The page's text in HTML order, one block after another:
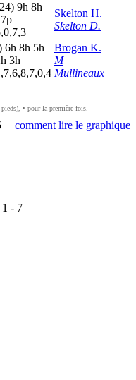
9h 8h
7p
Skelton H.
Skelton D.
6h 8h 5h
h 3h
Brogan K.
M
Mullineaux
• pour la première fois.
comment lire le graphique
1 - 7